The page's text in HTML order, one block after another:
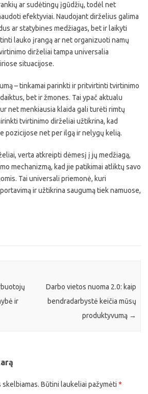
ar sudėtingų įgūdžių, todėl net
efektyviai. Naudojant dirželius galima
ar statybines medžiagas, bet ir laikyti
lauko įrangą ar net organizuoti namų
dirželiai tampa universalia
situacijose.
– tinkamai parinkti ir pritvirtinti tvirtinimo
bet ir žmones. Tai ypač aktualu
net menkiausia klaida gali turėti rimtų
tvirtinimo dirželiai užtikrina, kad
pozicijose net per ilgą ir nelygų kelią.
verta atkreipti dėmesį į jų medžiagą,
mechanizmą, kad jie patikimai atliktų savo
Tai universali priemonė, kuri
ir užtikrina saugumą tiek namuose,
ir
Darbo vietos nuoma 2.0: kaip
bendradarbystė keičia mūsų
produktyvumą →
skelbiamas. Būtini laukeliai pažymėti *